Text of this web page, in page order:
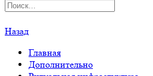
Назад
Главная
Дополнительно